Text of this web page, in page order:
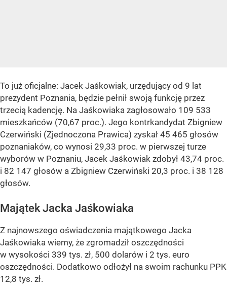
To już oficjalne: Jacek Jaśkowiak, urzędujący od 9 lat
prezydent Poznania, będzie pełnił swoją funkcję przez
trzecią kadencję. Na Jaśkowiaka zagłosowało 109 533
mieszkańców (70,67 proc.). Jego kontrkandydat Zbigniew
Czerwiński (Zjednoczona Prawica) zyskał 45 465 głosów
poznaniaków, co wynosi 29,33 proc. w pierwszej turze
wyborów w Poznaniu, Jacek Jaśkowiak zdobył 43,74 proc.
i 82 147 głosów a Zbigniew Czerwiński 20,3 proc. i 38 128
głosów.
Majątek Jacka Jaśkowiaka
Z najnowszego oświadczenia majątkowego Jacka
Jaśkowiaka wiemy, że zgromadził oszczędności
w wysokości 339 tys. zł, 500 dolarów i 2 tys. euro
oszczędności. Dodatkowo odłożył na swoim rachunku PPK
12,8 tys. zł.